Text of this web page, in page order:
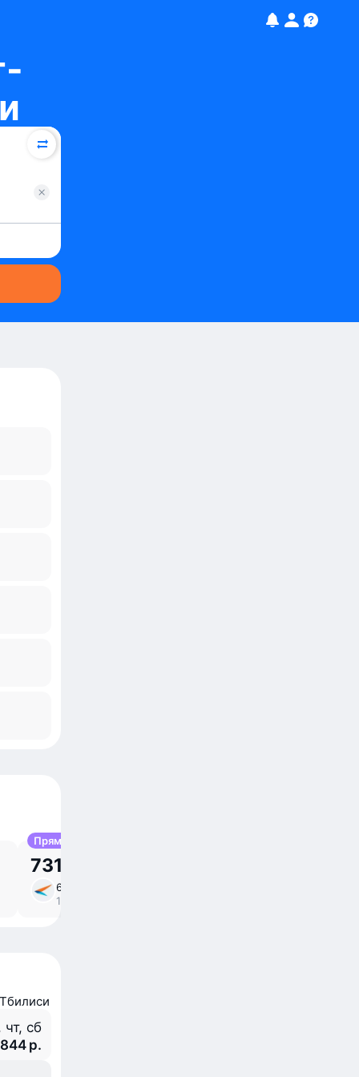
Прямой
731,03 р.
6 ноя, пт
11:00 – 16:10
чт, сб
р.